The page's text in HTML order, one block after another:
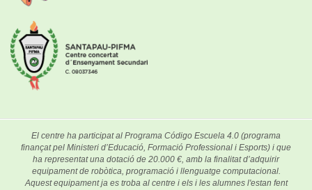
El centre ha participat al Programa Código Escuela 4.0 (programa
finançat pel Ministeri d’Educació, Formació Professional i Esports) i que
ha representat una dotació de 20.000 €, amb la finalitat d’adquirir
equipament de robòtica, programació i llenguatge computacional.
Aquest equipament ja es troba al centre i els i les alumnes l'estan fent